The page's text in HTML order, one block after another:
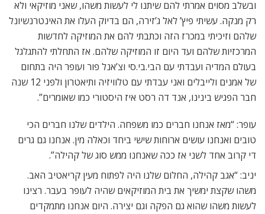
ובשלב מסוים אמרתי להם שיתנו לי לעשות משהו, שאני מוזיקאי ולא
רק מנקה. עשיתי פיץ’ לאל ג’זירה, הם בדיוק העלו את האינטרנשיונל
שלהם וזיכיתי במכרז הזה וכתבתי להם את המוזיקה לחדשות
המרכזיות שלהם ועד היום זו המוזיקה שלהם. אז התחלתי להתגלגל
בעולם המדיה ועבדתי עם הבי.בי.סי וצ’אנל פור ועופר היה בתחום
של אמנים ולייבלים ואני עבדתי עם טלוויזיה ותיאטרון ולפני 12 שנה
חבר הפגיש בינינו, אנד דה רסט איז היסטורי כמו שאומרים”.
עופר: “מאז אנחנו חברים כמו משפחה. הילדים שלנו חברים הכי
טובים ואנחנו עושים ארוחות שישי ביחד וכאלה מין. אנחנו גם גרים
די קרוב אחד לשני אז ככה שאנחנו ממש סוג של קהילה”.
יניב: “אגב קהילה, החלום שלנו היה לפתוח מעין קריאטיב האב.
משהו שקצת ימשיך את בית המוזיקאים שהיה לעופר בעבר. רצינו
לעשות משהו שהוא גם הפקה וגם יצירה. היום אנחנו מתמקדים